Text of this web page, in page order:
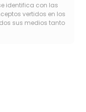
identifica con las
vertidos en los
sus medios tanto